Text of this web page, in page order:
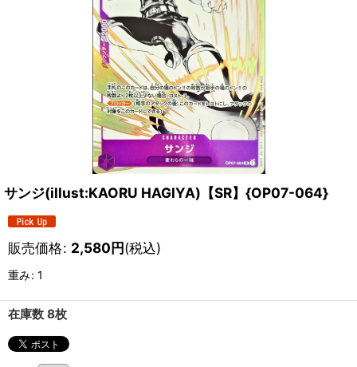
サンジ(illust:KAORU HAGIYA)【SR】{OP07-064}
販売価格: 2,580円(税込)
重み: 1
在庫数 8枚